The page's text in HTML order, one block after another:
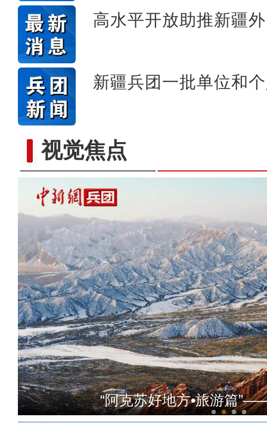
高水平开放助推新疆
新疆兵团一批单位和
视觉焦点奇！“烂河坝”变“森林公
“阿克苏好地方•旅游篇